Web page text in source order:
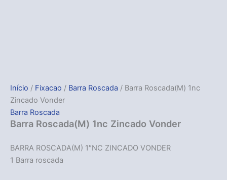
Início / Fixacao / Barra Roscada / Barra Roscada(M) 1nc
Zincado Vonder
Barra Roscada
Barra Roscada(M) 1nc Zincado Vonder
BARRA ROSCADA(M) 1″NC ZINCADO VONDER
1 Barra roscada